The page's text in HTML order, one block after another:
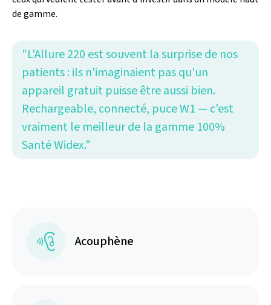
de gamme.
"L'Allure 220 est souvent la surprise de nos
patients : ils n'imaginaient pas qu'un
appareil gratuit puisse être aussi bien.
Rechargeable, connecté, puce W1 — c'est
vraiment le meilleur de la gamme 100%
Santé Widex."
Acouphène